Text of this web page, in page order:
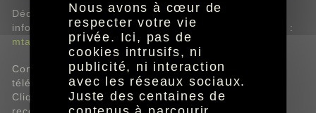
Découvrez les dossiers M ta Terre pour retrouver des
infos et des idées pour agir à destination des enfants :
mtaterre.fr
Consultez les documents directement en ligne et/ou
téléchargez-les au format audio Daisy.
Cliquez sur l'outil "recevoir l'édition adaptée" pour
Nous avons à cœur de
respecter votre vie
privée. Ici, pas de
cookies intrusifs, ni
publicité, ni interaction
avec les réseaux sociaux.
Juste des centaines de